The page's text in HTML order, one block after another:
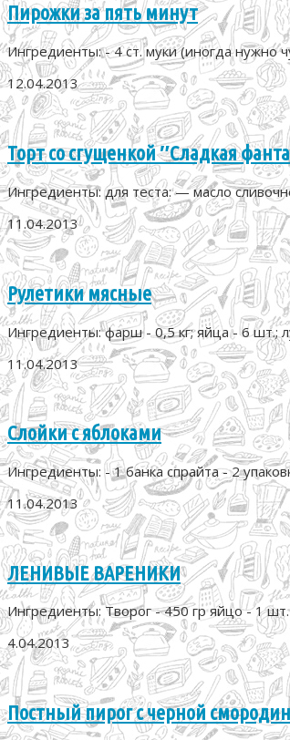
Пирожки за пять минут
Ингредиенты: - 4 ст. муки (иногда нужно
12.04.2013
Торт со сгущенкой ″Сладкая
Ингредиенты: для теста: — масло
11.04.2013
Рулетики мясные
Ингредиенты: фарш - 0,5 кг; яйца - 6 шт.;
11.04.2013
Слойки с яблоками
Ингредиенты: - 1 банка спрайта - 2
11.04.2013
ЛЕНИВЫЕ ВАРЕНИКИ
Ингредиенты: Творог - 450 гр яйцо - 1 шт.
4.04.2013
Постный пирог с черной